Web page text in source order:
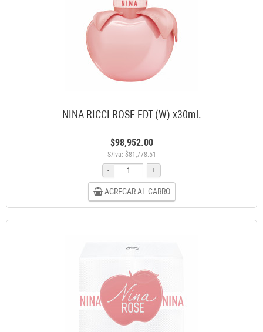
NINA RICCI ROSE EDT (W) x30ml.
$98,952.00
S/Iva: $81,778.51
-
+
AGREGAR AL CARRO